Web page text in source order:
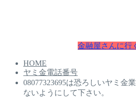
金融屋さんに行
HOME
ヤミ金電話番号
08077323695は恐ろしいヤミ金
ないようにして下さい。